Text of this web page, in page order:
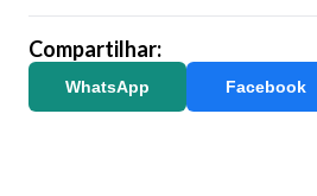
Compartilhar:
WhatsApp Facebook